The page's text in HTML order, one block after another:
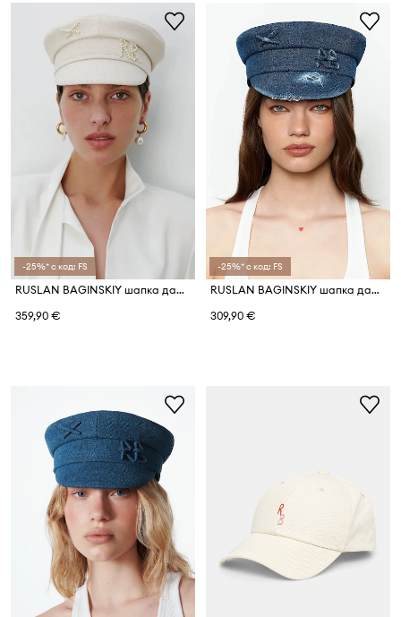
-25%* с код: FS
RUSLAN BAGINSKIY шапка дамска от памук Baker Boy Cap
359,90 €
-25%* с код: FS
RUSLAN BAGINSKIY шапка дамска от деним Distressed Denim Baker Boy Cap
309,90 €